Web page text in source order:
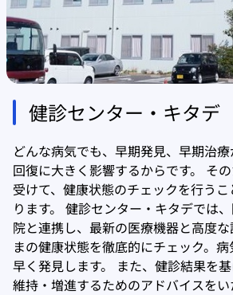
健診センター・キタデ
どんな病気でも、早期発見、早期治
回復に大きく影響するからです。 そ
受けて、健康状態のチェックを行う
ります。 健診センター・キタデでは
院と連携し、最新の医療機器と高度
まの健康状態を徹底的にチェック。
早く発見します。 また、健診結果を
維持・増進するためのアドバイスをい